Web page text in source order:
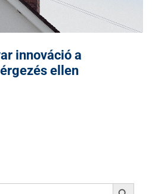
innováció a
ellen
Search Button